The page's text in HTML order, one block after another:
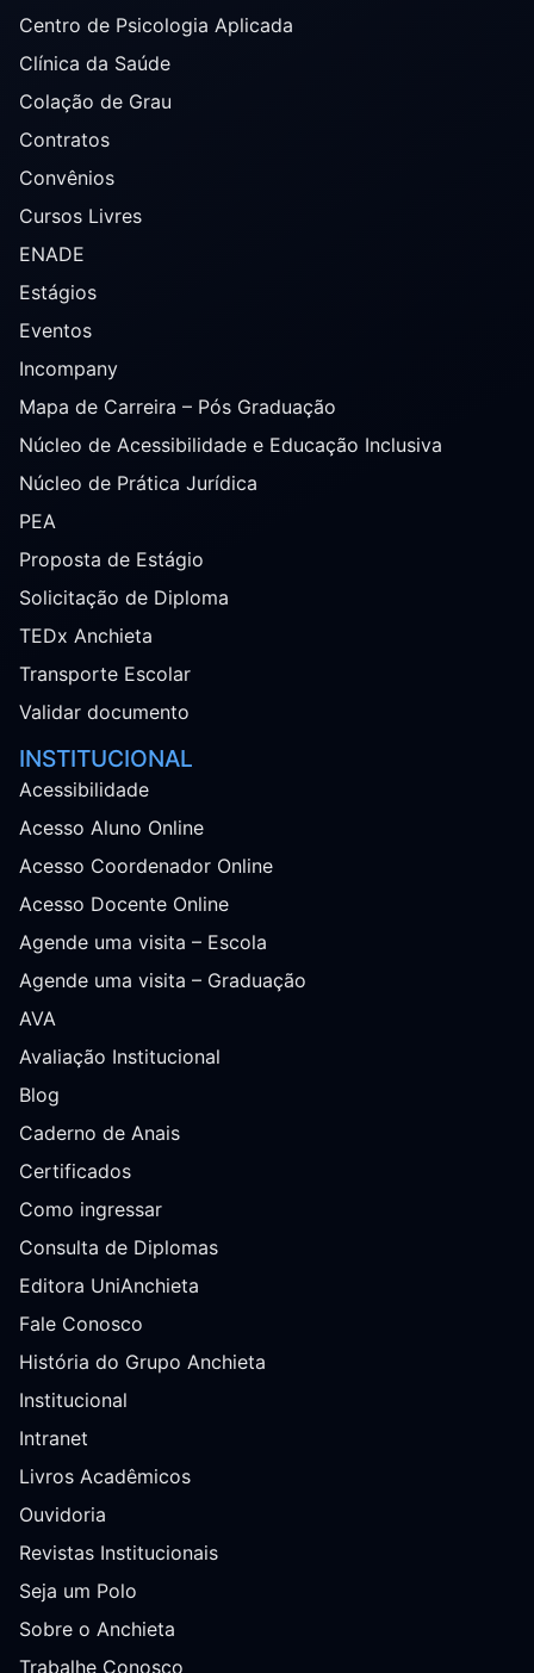
Centro de Psicologia Aplicada
Clínica da Saúde
Colação de Grau
Contratos
Convênios
Cursos Livres
ENADE
Estágios
Eventos
Incompany
Mapa de Carreira – Pós Graduação
Núcleo de Acessibilidade e Educação Inclusiva
Núcleo de Prática Jurídica
PEA
Proposta de Estágio
Solicitação de Diploma
TEDx Anchieta
Transporte Escolar
Validar documento
INSTITUCIONAL
Acessibilidade
Acesso Aluno Online
Acesso Coordenador Online
Acesso Docente Online
Agende uma visita – Escola
Agende uma visita – Graduação
AVA
Avaliação Institucional
Blog
Caderno de Anais
Certificados
Como ingressar
Consulta de Diplomas
Editora UniAnchieta
Fale Conosco
História do Grupo Anchieta
Institucional
Intranet
Livros Acadêmicos
Ouvidoria
Revistas Institucionais
Seja um Polo
Sobre o Anchieta
Trabalhe Conosco